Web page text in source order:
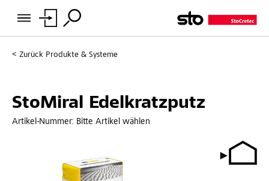
Zurück Produkte & Systeme
StoMiral Edelkratzputz
Artikel-Nummer: Bitte Artikel wählen